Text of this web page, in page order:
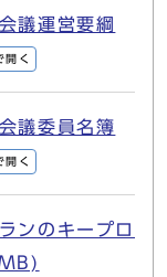
議運営要綱
開く
議委員名簿
開く
ンのキープロ